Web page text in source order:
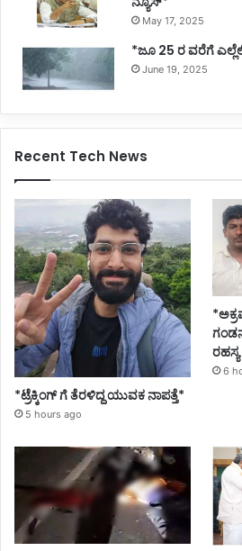
May 17, 2025
*ಜೂ 25 ರ ವರೆಗೆ
June 19, 2025
Recent Tech News
*ಟ್ರೆಕ್ಕಿಂಗ್ ಗೆ ತೆರಳಿದ್ದ ಯುವಕ ನಾಪತ್ತೆ*
5 hours ago
6